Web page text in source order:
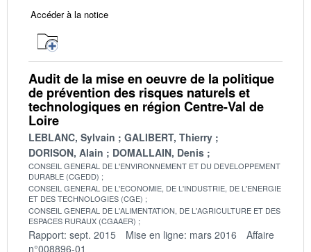
Accéder à la notice
Audit de la mise en oeuvre de la politique
de prévention des risques naturels et
technologiques en région Centre-Val de
Loire
LEBLANC, Sylvain
GALIBERT, Thierry
DORISON, Alain
DOMALLAIN, Denis
CONSEIL GENERAL DE L'ENVIRONNEMENT ET DU DEVELOPPEMENT
DURABLE (CGEDD)
CONSEIL GENERAL DE L'ECONOMIE, DE L'INDUSTRIE, DE L'ENERGIE
ET DES TECHNOLOGIES (CGE)
CONSEIL GENERAL DE L'ALIMENTATION, DE L'AGRICULTURE ET DES
ESPACES RURAUX (CGAAER)
Rapport: sept. 2015 Mise en ligne: mars 2016
Affaire
n°008896-01